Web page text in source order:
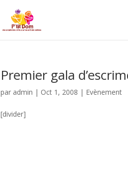
Premier gala
par admin | Oct 1, 2008 | Evènement
[divider]